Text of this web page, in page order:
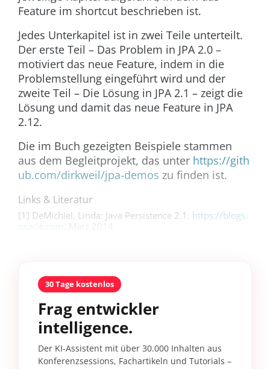
Feature im shortcut beschrieben ist.
Jedes Unterkapitel ist in zwei Teile unterteilt.
Der erste Teil – Das Problem in JPA 2.0 –
motiviert das neue Feature, indem in die
Problemstellung eingeführt wird und der
zweite Teil – Die Lösung in JPA 2.1 – zeigt die
Lösung und damit das neue Feature in JPA
2.12.
Die im Buch gezeigten Beispiele stammen
aus dem Begleitprojekt, das unter https://gith
ub.com/dirkweil/jpa-demos zu finden ist.
Links & Literatur
[1] DeMichiel, Linda: Java Persistence 2.1: https://blogs.
oracle.com
, März 2014
30 Tage kostenlos
Frag entwickler
intelligence.
Der KI-Assistent mit über 30.000 Inhalten aus
Konferenzsessions, Fachartikeln und Tutorials –